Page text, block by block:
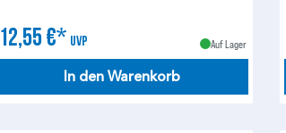
12,55 €* UVP Auf Lager
In den Warenkorb